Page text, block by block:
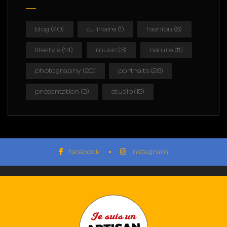
blog (40) culinaire (1) fashion (6)
lifestyle (14) music(3) nature (11)
photography (20) portraits(28)
présentation (3) studio(15)
facebook instagram